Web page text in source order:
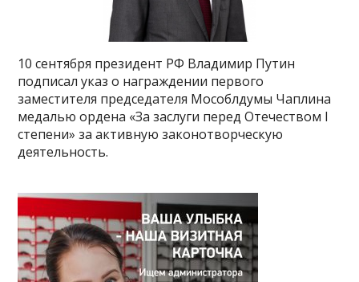
10 сентября президент РФ Владимир Путин
подписал указ о награждении первого
заместителя председателя Мособлдумы Чаплина
медалью ордена «За заслуги перед Отечеством I
степени» за активную законотворческую
деятельность.